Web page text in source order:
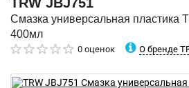
Смазка универсальная пластика
400мл
0 оценок О бренде